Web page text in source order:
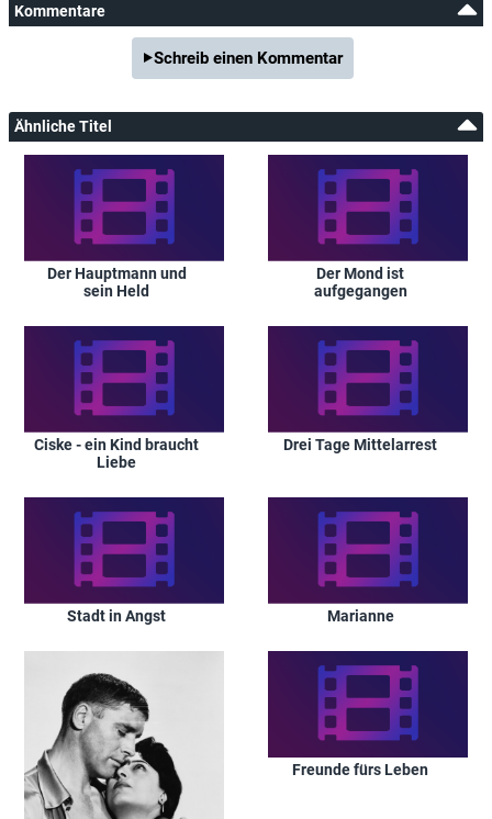
Kommentare
Schreib einen Kommentar
Ähnliche Titel
Der Hauptmann und
sein Held
Der Mond ist
aufgegangen
Ciske - ein Kind braucht
Liebe
Drei Tage Mittelarrest
Stadt in Angst Marianne
Freunde fürs Leben